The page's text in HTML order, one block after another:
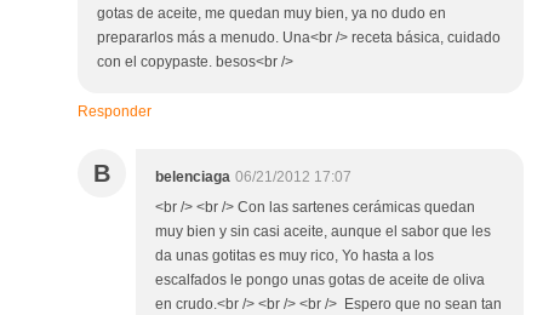
gotas de aceite, me quedan muy bien, ya no dudo en
prepararlos más a menudo. Una<br /> receta básica, cuidado
con el copypaste. besos<br />
Responder
B belenciaga 06/21/2012 17:07
<br /> <br /> Con las sartenes cerámicas quedan
muy bien y sin casi aceite, aunque el sabor que les
da unas gotitas es muy rico, Yo hasta a los
escalfados le pongo unas gotas de aceite de oliva
en crudo.<br /> <br /> <br /> Espero que no sean tan